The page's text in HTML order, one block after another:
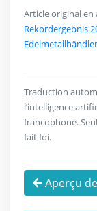
Article original en
Rekordergebnis
Traduction
l’intelligence
francophone.
fait foi.
Aperçu